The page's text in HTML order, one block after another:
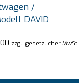
/
DAVID
zzgl. gesetzlicher MwSt.